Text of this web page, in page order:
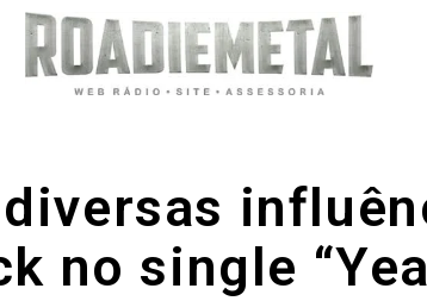
diversas
no single